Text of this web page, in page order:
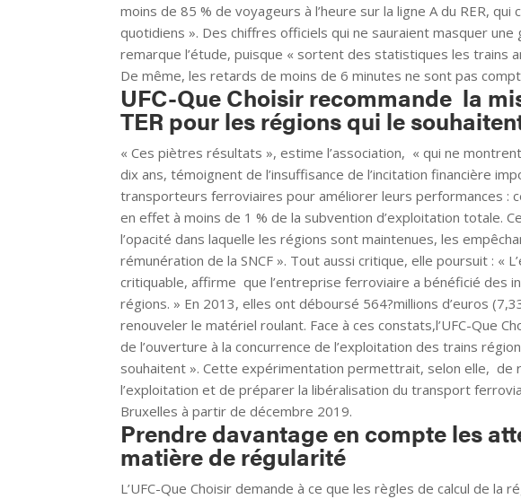
moins de 85 % de voyageurs à l’heure sur la ligne A du RER,
quotidiens ». Des chiffres officiels qui ne sauraient masquer
remarque l’étude, puisque « sortent des statistiques les trains
De même, les retards de moins de 6 minutes ne sont pas
UFC-Que Choisir recommande la
TER pour les régions qui le
« Ces piètres résultats », estime l’association, « qui ne
dix ans, témoignent de l’insuffisance de l’incitation financière
transporteurs ferroviaires pour améliorer leurs performances :
en effet à moins de 1 % de la subvention d’exploitation totale.
l’opacité dans laquelle les régions sont maintenues, les
rémunération de la SNCF ». Tout aussi critique, elle poursuit : «
critiquable, affirme que l’entreprise ferroviaire a bénéficié des
régions. » En 2013, elles ont déboursé 564?millions d’euros
renouveler le matériel roulant. Face à ces constats,l’UFC-Que
de l’ouverture à la concurrence de l’exploitation des trains
souhaitent ». Cette expérimentation permettrait, selon elle, de
l’exploitation et de préparer la libéralisation du transport
Bruxelles à partir de décembre 2019.
Prendre davantage en compte les
matière de régularité
L’UFC-Que Choisir demande à ce que les règles de calcul de la